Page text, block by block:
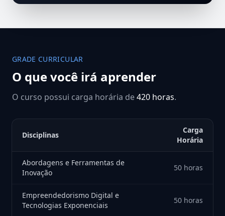
GRADE CURRICULAR
O que você irá aprender
O curso possui carga horária de420 horas.
Disciplinas
Carga
Horária
Abordagens e Ferramentas de
Inovação
50 horas
Empreendedorismo Digital e
Tecnologias Exponenciais
50 horas